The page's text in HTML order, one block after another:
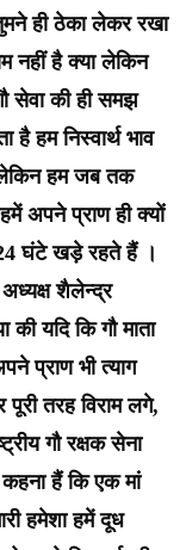
ही ठेका लेकर रखा
नहीं है क्या लेकिन
सेवा की ही समझ
है हम निस्वार्थ भाव
हम जब तक
अपने प्राण ही क्यों
24 घंटे खड़े रहते हैं ।
अध्यक्ष शैलेन्द्र
यदि कि गौ माता
प्राण भी त्याग
तरह विराम लगे,
गौ रक्षक सेना
हैं कि एक मां
हमेशा हमें दूध